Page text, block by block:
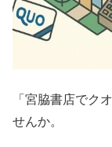
「宮脇書店でク
せんか。